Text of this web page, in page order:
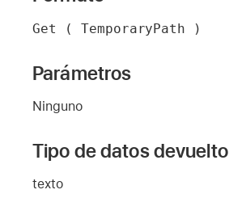
Get ( TemporaryPath )
Parámetros
Ninguno
Tipo de datos devuelto
texto